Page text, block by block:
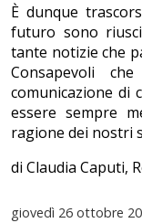
È dunque
futuro sono
tante notizie che
Consapevoli
comunicazione di
essere sempre
ragione dei nostri
di Claudia Caputi,
giovedì 26 ottobre